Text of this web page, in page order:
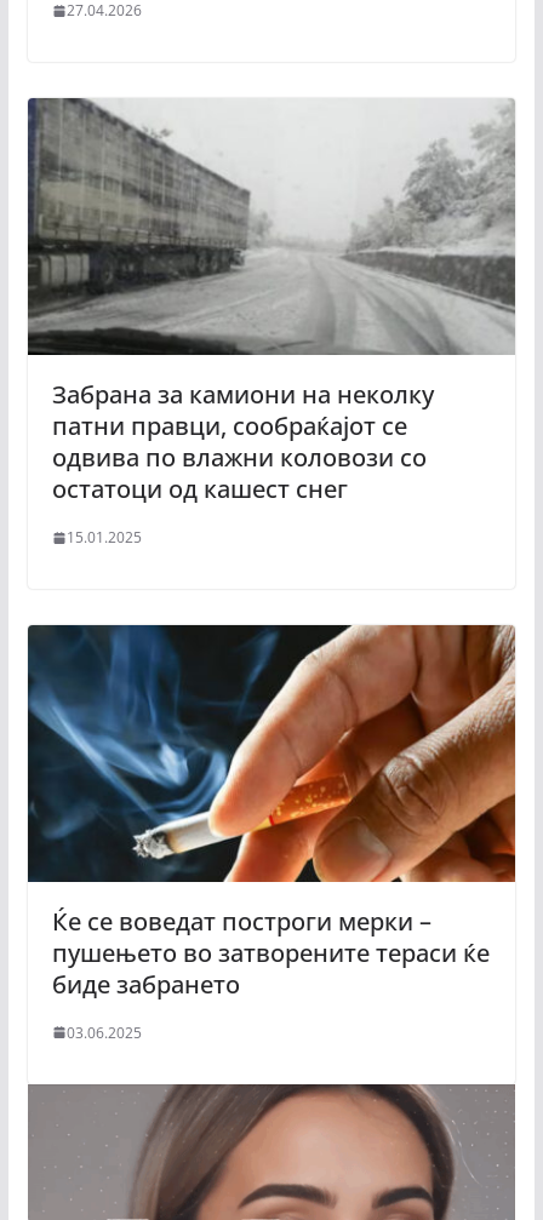
27.04.2026
Забрана за камиони на неколку
патни правци, сообраќајот се
одвива по влажни коловози со
остатоци од кашест снег
15.01.2025
Ќе се воведат построги мерки –
пушењето во затворените тераси ќе
биде забрането
03.06.2025